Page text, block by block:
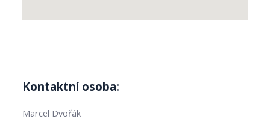
Kontaktní osoba:
Marcel Dvořák